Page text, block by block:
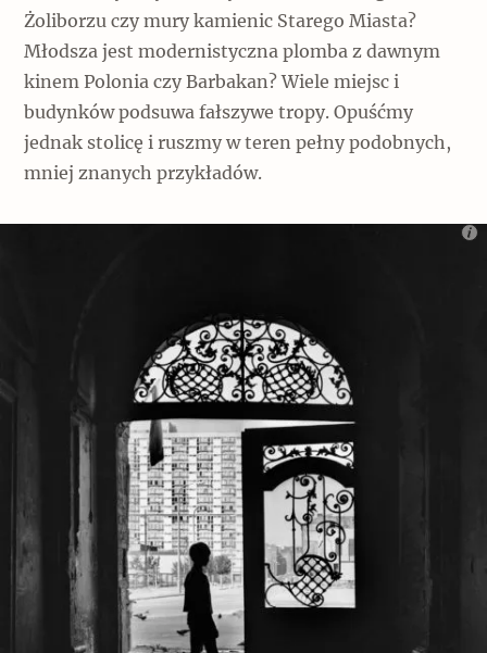
Żoliborzu czy mury kamienic Starego Miasta?
Młodsza jest modernistyczna plomba z dawnym
kinem Polonia czy Barbakan? Wiele miejsc i
budynków podsuwa fałszywe tropy. Opuśćmy
jednak stolicę i ruszmy w teren pełny podobnych,
mniej znanych przykładów.